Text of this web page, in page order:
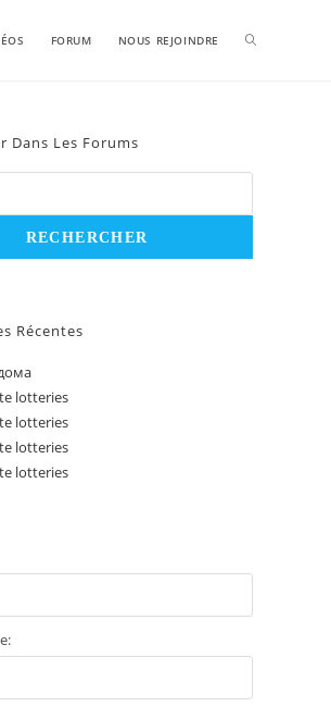
FORUM NOUS REJOINDRE
Dans Les Forums
Récentes
lotteries
lotteries
lotteries
lotteries